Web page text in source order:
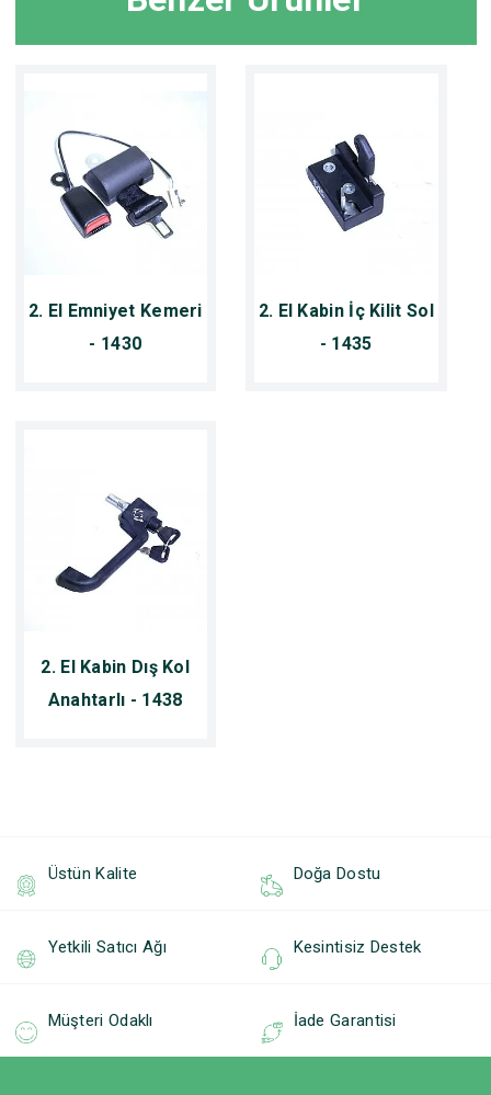
2. El Emniyet Kemeri
- 1430
2. El Kabin İç Kilit Sol
- 1435
2. El Kabin Dış Kol
Anahtarlı - 1438
Üstün Kalite Doğa Dostu
Yetkili Satıcı Ağı Kesintisiz Destek
Müşteri Odaklı İade Garantisi